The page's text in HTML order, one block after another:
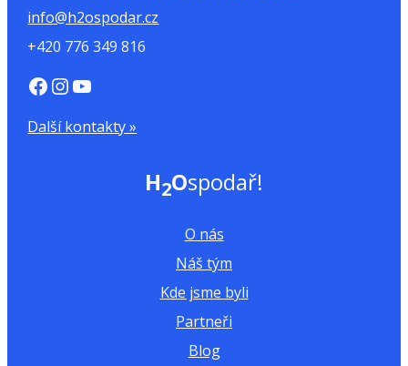
info@h2ospodar.cz
+420 776 349 816
https://www.facebook.com/H2Ospodar InstagramYouTube
Další kontakty »
H2Ospodař!
O nás
Náš tým
Kde jsme byli
Partneři
Blog